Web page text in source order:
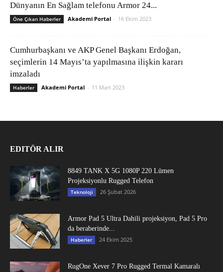
Dünyanın En Sağlam telefonu Armor 24...
Öne Çıkan Haberler Akademi Portal - 16 Ekim 2023
Cumhurbaşkanı ve AKP Genel Başkanı Erdoğan,
seçimlerin 14 Mayıs’ta yapılmasına ilişkin kararı
imzaladı
Haberler Akademi Portal - 11 Mart 2023
EDITÖR ALIR
8849 TANK X 5G 1080P 220 Lümen
Projeksiyonlu Rugged Telefon
Teknoloji 26 Şubat 2026
Armor Pad 5 Ultra Dahili projeksiyon, Pad 5 Pro
da beraberinde...
Haberler 24 Ekim 2025
RugOne Xever 7 Pro Rugged Termal Kamaralı